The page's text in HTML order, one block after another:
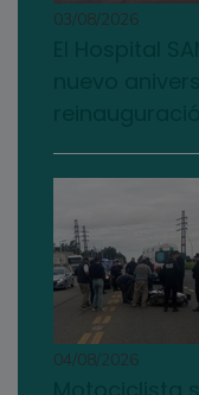
03/08/2026
04/08/2026